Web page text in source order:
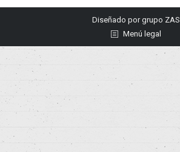
Diseñado porgrupo ZAS
Menú legal